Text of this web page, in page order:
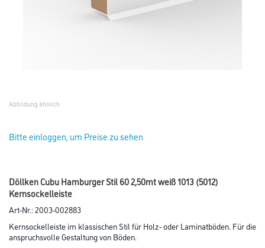
Abbildung ähnlich
Bitte einloggen, um Preise zu sehen
Döllken Cubu Hamburger Stil 60 2,50mt weiß 1013 (5012)
Kernsockelleiste
Art-Nr.:2003-002883
Kernsockelleiste im klassischen Stil für Holz- oder Laminatböden. Für die
anspruchsvolle Gestaltung von Böden.